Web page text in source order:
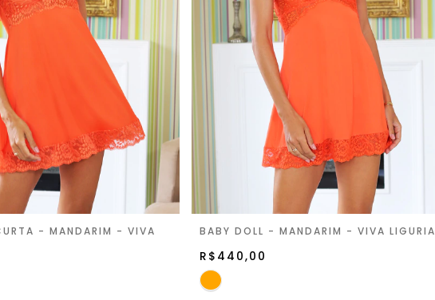
- MANDARIM - VIVA BABY DOLL - MANDARIM - VIVA LIGÚRIA
R$440,00